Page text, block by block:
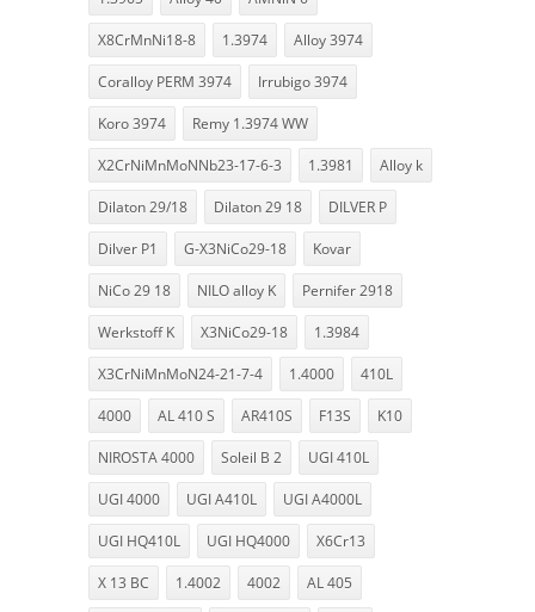
X8CrMnNi18-8 1.3974 Alloy 3974
Coralloy PERM 3974 Irrubigo 3974
Koro 3974 Remy 1.3974 WW
X2CrNiMnMoNNb23-17-6-3 1.3981 Alloy k
Dilaton 29/18 Dilaton 29 18 DILVER P
Dilver P1 G-X3NiCo29-18 Kovar
NiCo 29 18 NILO alloy K Pernifer 2918
Werkstoff K X3NiCo29-18 1.3984
X3CrNiMnMoN24-21-7-4 1.4000 410L
4000 AL 410 S AR410S F13S K10
NIROSTA 4000 Soleil B 2 UGI 410L
UGI 4000 UGI A410L UGI A4000L
UGI HQ410L UGI HQ4000 X6Cr13
X 13 BC 1.4002 4002 AL 405